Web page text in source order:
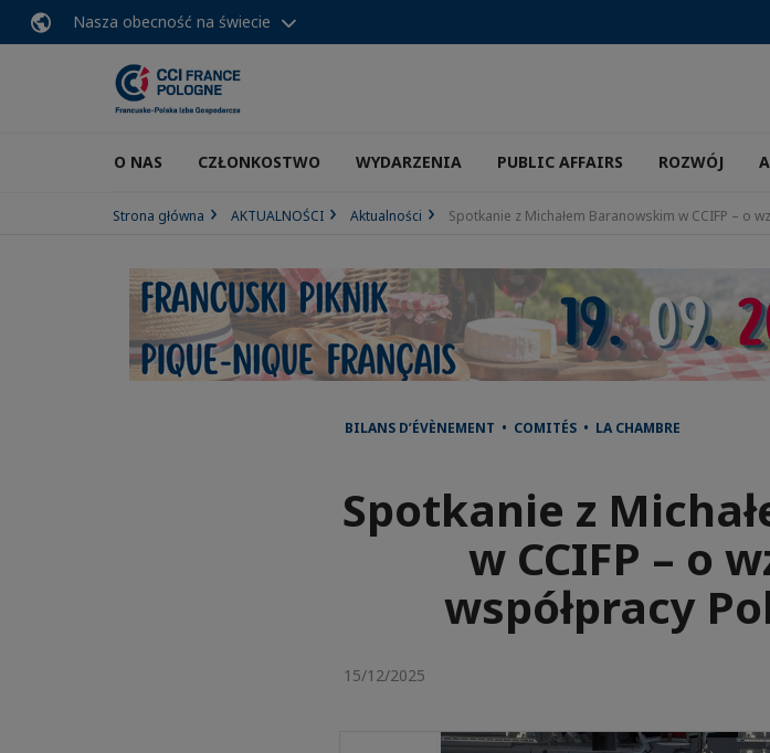
Nasza obecność na świecie
O NAS CZŁONKOSTWO WYDARZENIA PUBLIC AFFAIRS ROZWÓJ
Strona główna AKTUALNOŚCI Aktualności Spotkanie z Michałem Baranowskim w CCIFP – o
BILANS D’ÉVÈNEMENT • COMITÉS • LA CHAMBRE
Spotkanie z
w CCIFP – o
współpracy
15/12/2025